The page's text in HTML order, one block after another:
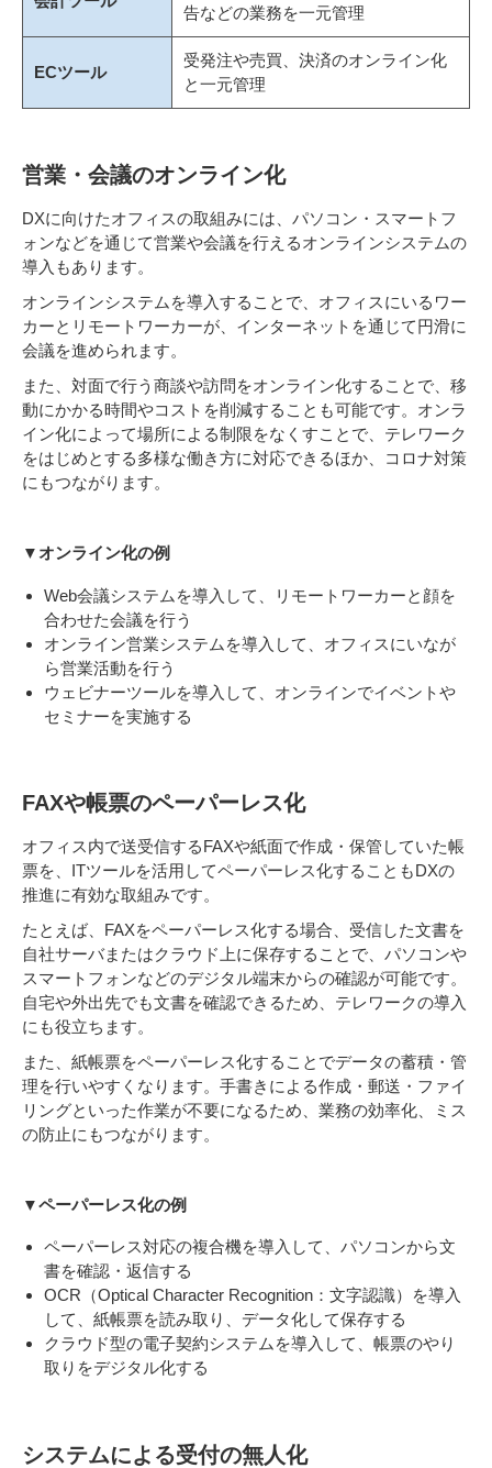
告などの業務を一元管理
ECツール
受発注や売買、決済のオンライン化
と一元管理
営業・会議のオンライン化
DXに向けたオフィスの取組みには、パソコン・スマートフ
ォンなどを通じて営業や会議を行えるオンラインシステムの
導入もあります。
オンラインシステムを導入することで、オフィスにいるワー
カーとリモートワーカーが、インターネットを通じて円滑に
会議を進められます。
また、対面で行う商談や訪問をオンライン化することで、移
動にかかる時間やコストを削減することも可能です。オンラ
イン化によって場所による制限をなくすことで、テレワーク
をはじめとする多様な働き方に対応できるほか、コロナ対策
にもつながります。
▼オンライン化の例
Web会議システムを導入して、リモートワーカーと顔を
合わせた会議を行う
オンライン営業システムを導入して、オフィスにいなが
ら営業活動を行う
ウェビナーツールを導入して、オンラインでイベントや
セミナーを実施する
FAXや帳票のペーパーレス化
オフィス内で送受信するFAXや紙面で作成・保管していた帳
票を、ITツールを活用してペーパーレス化することもDXの
推進に有効な取組みです。
たとえば、FAXをペーパーレス化する場合、受信した文書を
自社サーバまたはクラウド上に保存することで、パソコンや
スマートフォンなどのデジタル端末からの確認が可能です。
自宅や外出先でも文書を確認できるため、テレワークの導入
にも役立ちます。
また、紙帳票をペーパーレス化することでデータの蓄積・管
理を行いやすくなります。手書きによる作成・郵送・ファイ
リングといった作業が不要になるため、業務の効率化、ミス
の防止にもつながります。
▼ペーパーレス化の例
ペーパーレス対応の複合機を導入して、パソコンから文
書を確認・返信する
OCR（Optical Character Recognition：文字認識）を導入
して、紙帳票を読み取り、データ化して保存する
クラウド型の電子契約システムを導入して、帳票のやり
取りをデジタル化する
システムによる受付の無人化